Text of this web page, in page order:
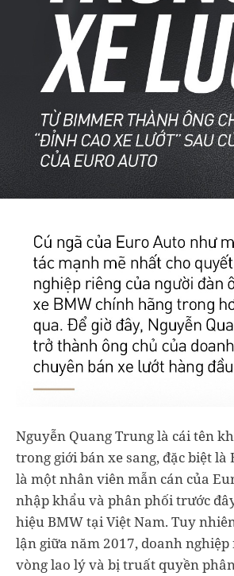
Nguyễn Quang Trung là cái tên
trong giới bán xe sang, đặc biệt là
là một nhân viên mẫn cán của
nhập khẩu và phân phối trước
hiệu BMW tại Việt Nam. Tuy
lận giữa năm 2017, doanh
vòng lao lý và bị truất quyền